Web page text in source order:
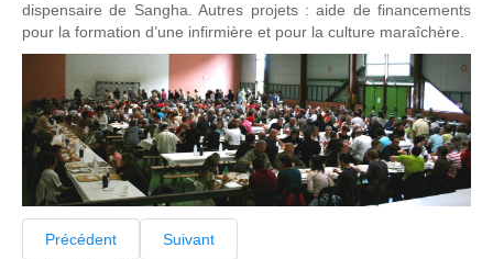
dispensaire de Sangha. Autres projets : aide de financements
pour la formation d’une infirmière et pour la culture maraîchère.
Précédent Suivant